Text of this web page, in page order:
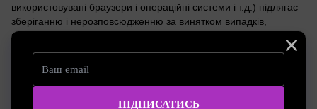
використовувані браузери і операційні системи і т.д.) підлягає
зберіганню і нерозповсюдженню за винятком випадків,
передбачених в п.п. 4.3.і 4.4. цієї Політики конфіденційності.
3. МЕТА ТА ЦІЛІ ОБРОБКИ ПЕРСОНАЛЬНИХ
ДАНИХ